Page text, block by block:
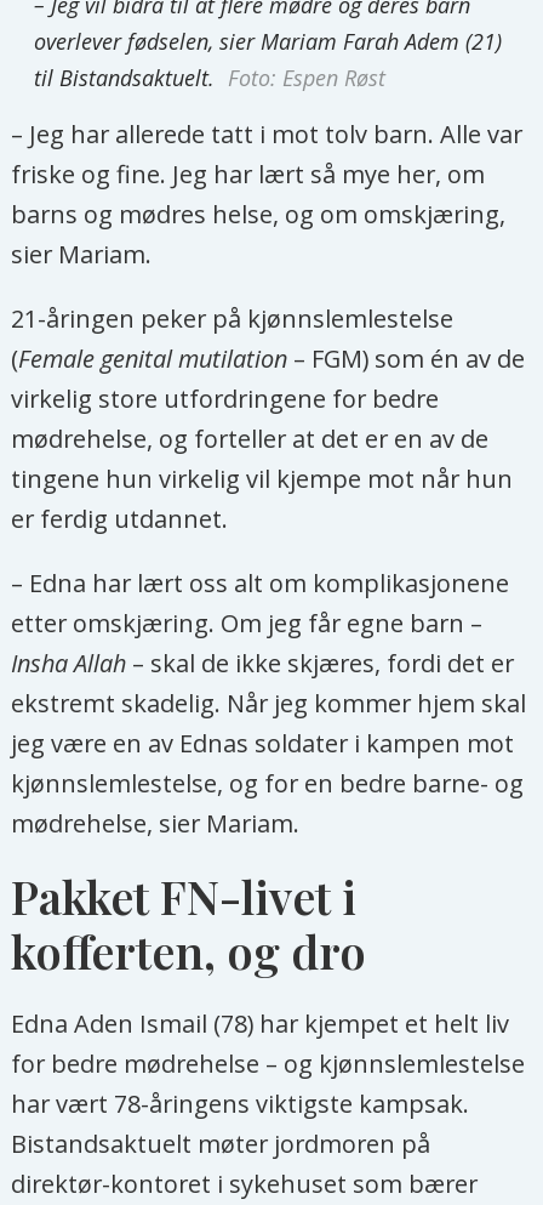
overlever fødselen, sier Mariam Farah Adem (21)
til Bistandsaktuelt. Foto: Espen Røst
– Jeg har allerede tatt i mot tolv barn. Alle var
friske og fine. Jeg har lært så mye her, om
barns og mødres helse, og om omskjæring,
sier Mariam.
21-åringen peker på kjønnslemlestelse
(Female genital mutilation – FGM) som én av de
virkelig store utfordringene for bedre
mødrehelse, og forteller at det er en av de
tingene hun virkelig vil kjempe mot når hun
er ferdig utdannet.
– Edna har lært oss alt om komplikasjonene
etter omskjæring. Om jeg får egne barn –
Insha Allah – skal de ikke skjæres, fordi det er
ekstremt skadelig. Når jeg kommer hjem skal
jeg være en av Ednas soldater i kampen mot
kjønnslemlestelse, og for en bedre barne- og
mødrehelse, sier Mariam.
Pakket FN-livet i
kofferten, og dro
Edna Aden Ismail (78) har kjempet et helt liv
for bedre mødrehelse – og kjønnslemlestelse
har vært 78-åringens viktigste kampsak.
Bistandsaktuelt møter jordmoren på
direktør-kontoret i sykehuset som bærer